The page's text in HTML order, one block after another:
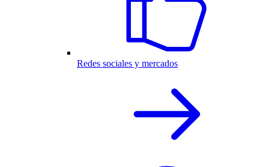
Redes sociales y mercados